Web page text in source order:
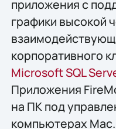
приложения с
графики высокой
корпоративного
Microsoft SQL
Приложения
на ПК под
компьютерах